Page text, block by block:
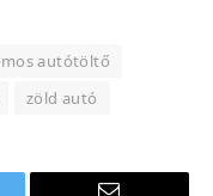
autótöltő
zöld autó